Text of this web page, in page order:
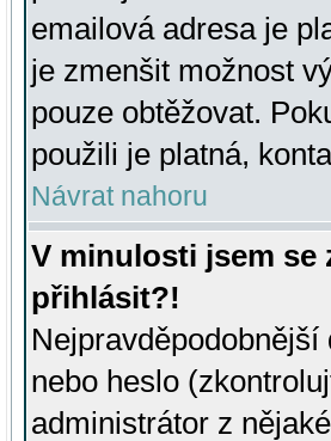
emailová adresa je
je zmenšit možnost
pouze obtěžovat.
použili je platná,
Návrat nahoru
V minulosti jsem se
přihlásit?!
nebo heslo
administrátor z